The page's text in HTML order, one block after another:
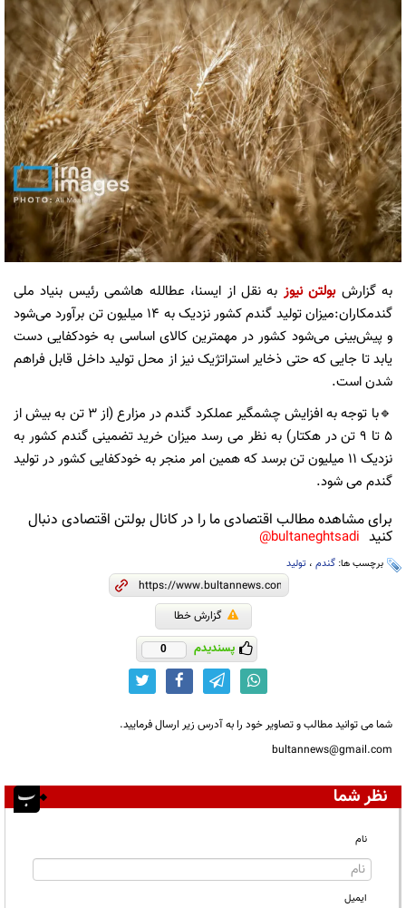
به گزارشبولتن نیوز به نقل از ایسنا، عطالله هاشمی رئیس بنیاد ملی
گندمکاران:میزان تولید گندم کشور نزدیک به ۱۴ میلیون تن برآورد می‌شود
و پیش‌بینی می‌شود کشور در مهمترین کالای اساسی به خودکفایی دست
یابد تا جایی که حتی ذخایر استراتژیک نیز از محل تولید داخل قابل فراهم
شدن است.
🔹با توجه به افزایش چشمگیر عملکرد گندم در مزارع (از ۳ تن به بیش از
۵ تا ۹ تن در هکتار) به نظر می رسد میزان خرید تضمینی گندم کشور به
نزدیک ۱۱ میلیون تن برسد که همین امر منجر به خودکفایی کشور در تولید
گندم می شود.
برای مشاهده مطالب اقتصادی ما را در کانال بولتن اقتصادی دنبال
کنید bultaneghtsadi@
برچسب ها: گندم ، تولید
گزارش خطا
پسندیدم 0
شما می توانید مطالب و تصاویر خود را به آدرس زیر ارسال فرمایید.
bultannews@gmail.com
نظر شما
نام
ایمیل